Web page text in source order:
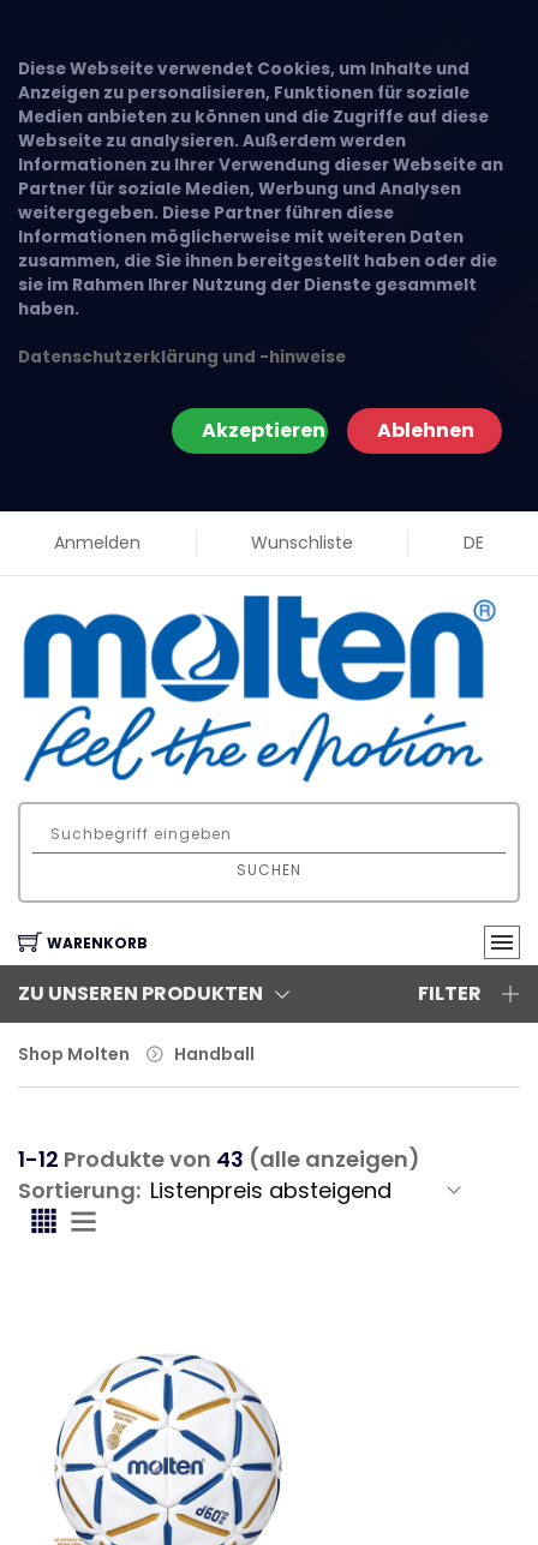
Diese Webseite verwendet Cookies, um Inhalte und
Anzeigen zu personalisieren, Funktionen für soziale
Medien anbieten zu können und die Zugriffe auf diese
Webseite zu analysieren. Außerdem werden
Informationen zu Ihrer Verwendung dieser Webseite an
Partner für soziale Medien, Werbung und Analysen
weitergegeben. Diese Partner führen diese
Informationen möglicherweise mit weiteren Daten
zusammen, die Sie ihnen bereitgestellt haben oder die
sie im Rahmen Ihrer Nutzung der Dienste gesammelt
haben.
Datenschutzerklärung und -hinweise
Ablehnen
Akzeptieren
Anmelden Wunschliste DE
SUCHEN
WARENKORB
ZU UNSEREN PRODUKTEN FILTER
Shop Molten Handball
1-12 Produkte von 43 (alle anzeigen)
Sortierung: